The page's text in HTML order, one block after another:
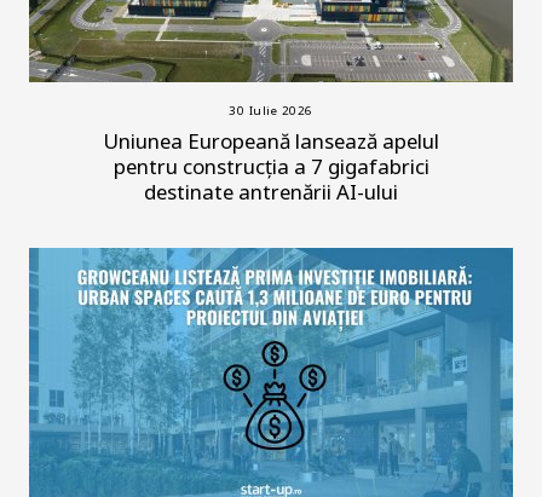
30 Iulie 2026
Uniunea Europeană lansează apelul
pentru construcția a 7 gigafabrici
destinate antrenării AI-ului